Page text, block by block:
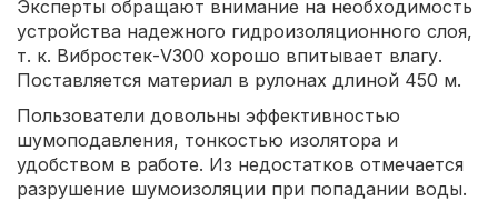
Эксперты обращают внимание на необходимость
устройства надежного гидроизоляционного слоя,
т. к. Вибростек-V300 хорошо впитывает влагу.
Поставляется материал в рулонах длиной 450 м.
Пользователи довольны эффективностью
шумоподавления, тонкостью изолятора и
удобством в работе. Из недостатков отмечается
разрушение шумоизоляции при попадании воды.